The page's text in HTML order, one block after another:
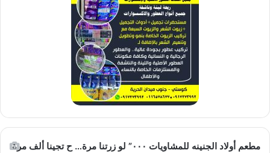
مطعم أولاد الجنينه للمشاويات ٠٠٠” لو زرتنا مرة… ح تجينا ألف مرة